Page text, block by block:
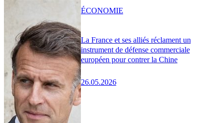
La France et ses alliés réclament un
instrument de défense commerciale
européen pour contrer la Chine
26.05.2026
ÉCONOMIE